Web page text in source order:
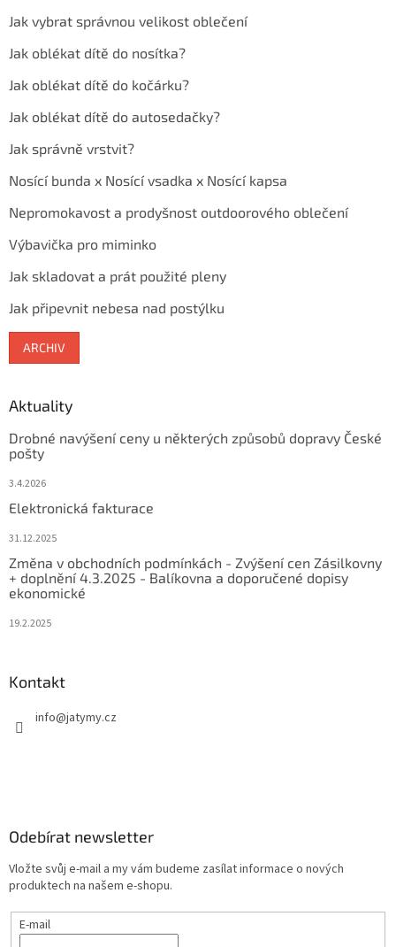
Jak vybrat správnou velikost oblečení
Jak oblékat dítě do nosítka?
Jak oblékat dítě do kočárku?
Jak oblékat dítě do autosedačky?
Jak správně vrstvit?
Nosící bunda x Nosící vsadka x Nosící kapsa
Nepromokavost a prodyšnost outdoorového oblečení
Výbavička pro miminko
Jak skladovat a prát použité pleny
Jak připevnit nebesa nad postýlku
ARCHIV
Aktuality
Drobné navýšení ceny u některých způsobů dopravy České
pošty
3.4.2026
Elektronická fakturace
31.12.2025
Změna v obchodních podmínkách - Zvýšení cen Zásilkovny
+ doplnění 4.3.2025 - Balíkovna a doporučené dopisy
ekonomické
19.2.2025
Kontakt
info@jatymy.cz
Odebírat newsletter
Vložte svůj e-mail a my vám budeme zasílat informace o nových
produktech na našem e-shopu.
E-mail